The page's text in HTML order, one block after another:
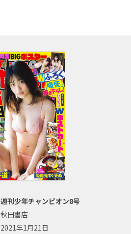
週刊少年チャンピオン8号
秋田書店
2021年1月21日